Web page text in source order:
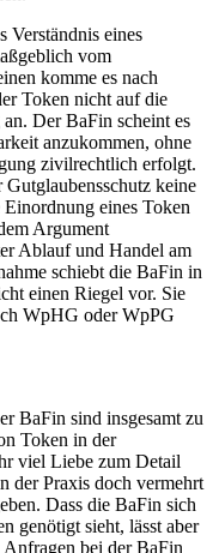
Verständnis eines
vom
komme es nach
Token nicht auf die
Der BaFin scheint es
anzukommen, ohne
zivilrechtlich erfolgt.
keine
eines Token
Argument
Ablauf und Handel am
schiebt die BaFin in
einen Riegel vor. Sie
WpHG oder WpPG
BaFin sind insgesamt zu
Token in der
viel Liebe zum Detail
der Praxis doch vermehrt
Dass die BaFin sich
genötigt sieht, lässt aber
bei der BaFin